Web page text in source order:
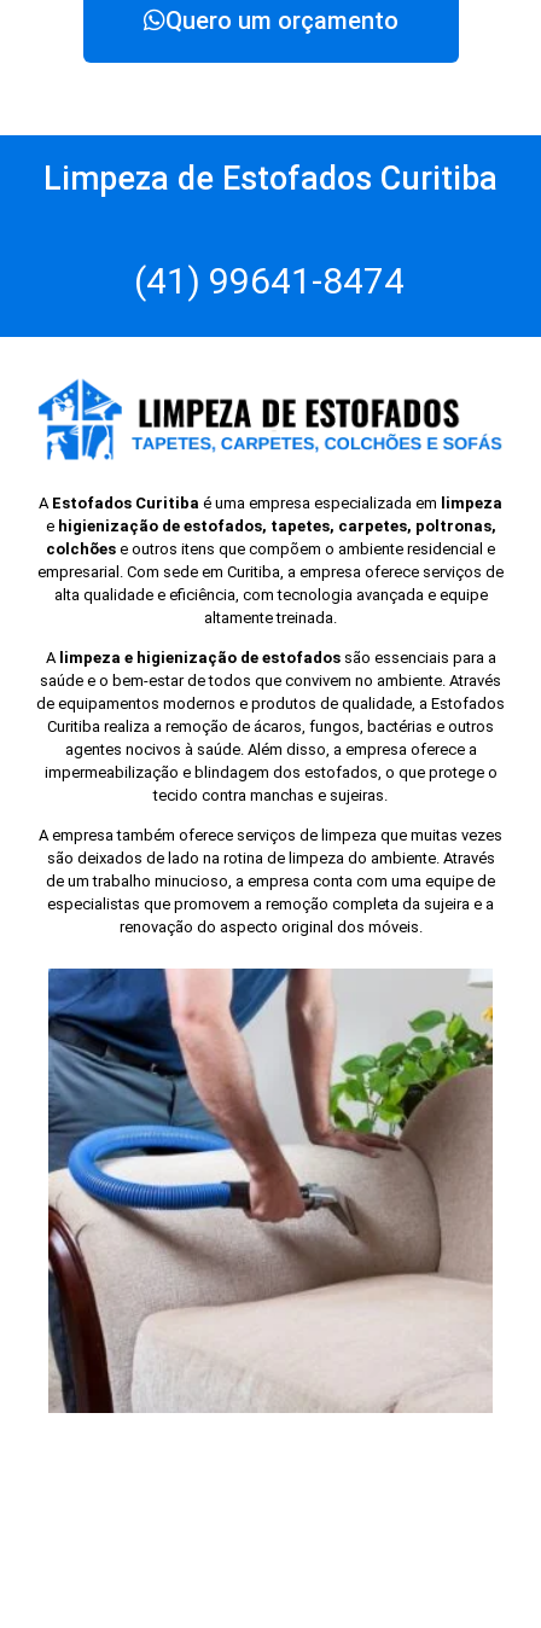
Quero um orçamento
Limpeza de Estofados Curitiba
(41) 99641-8474
A Estofados Curitiba é uma empresa especializada em limpeza
e higienização de estofados, tapetes, carpetes, poltronas,
colchões e outros itens que compõem o ambiente residencial e
empresarial. Com sede em Curitiba, a empresa oferece serviços de
alta qualidade e eficiência, com tecnologia avançada e equipe
altamente treinada.
A limpeza e higienização de estofados são essenciais para a
saúde e o bem-estar de todos que convivem no ambiente. Através
de equipamentos modernos e produtos de qualidade, a Estofados
Curitiba realiza a remoção de ácaros, fungos, bactérias e outros
agentes nocivos à saúde. Além disso, a empresa oferece a
impermeabilização e blindagem dos estofados, o que protege o
tecido contra manchas e sujeiras.
A empresa também oferece serviços de limpeza que muitas vezes
são deixados de lado na rotina de limpeza do ambiente. Através
de um trabalho minucioso, a empresa conta com uma equipe de
especialistas que promovem a remoção completa da sujeira e a
renovação do aspecto original dos móveis.